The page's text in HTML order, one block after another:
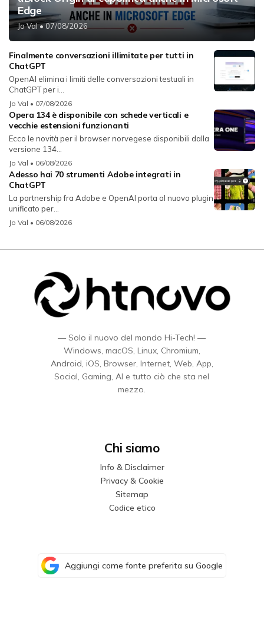
Edge
Jo Val• 07/08/2026
Finalmente conversazioni illimitate per tutti in
ChatGPT
OpenAI elimina i limiti delle conversazioni testuali in
ChatGPT per i...
Jo Val • 07/08/2026
Opera 134 è disponibile con schede verticali e
vecchie estensioni funzionanti
Ecco le novità per il browser norvegese disponibili dalla
versione 134...
Jo Val • 06/08/2026
Adesso hai 70 strumenti Adobe integrati in
ChatGPT
La partnership fra Adobe e OpenAI porta al nuovo plugin
unificato per...
Jo Val • 06/08/2026
— Solo il nuovo del mondo Hi-Tech! —
Windows, macOS, Linux, Chromium,
Android, iOS, Browser, Internet, Web, App,
Social, Gaming, AI e tutto ciò che sta nel
mezzo.
Chi siamo
Info & Disclaimer
Privacy & Cookie
Sitemap
Codice etico
Aggiungi come fonte preferita su Google